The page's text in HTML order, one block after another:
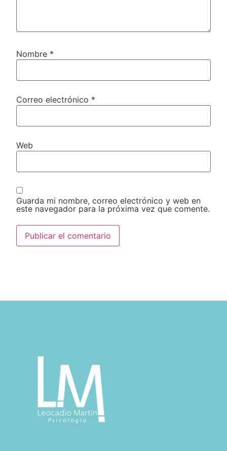
Nombre *
Correo electrónico *
Web
Guarda mi nombre, correo electrónico y web en
este navegador para la próxima vez que comente.